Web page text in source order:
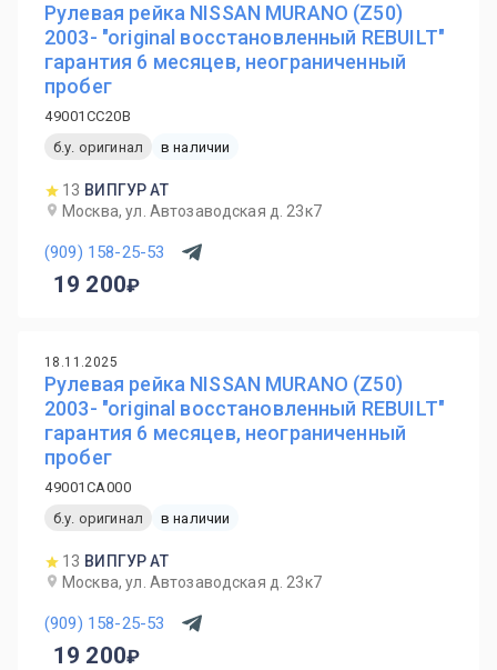
Рулевая рейка NISSAN MURANO (Z50)
2003- "original восстановленный REBUILT"
гарантия 6 месяцев, неограниченный
пробег
49001CC20B
б.у. оригинал
в наличии
13 ВИПГУР АТ
Москва, ул. Автозаводская д. 23к7
(909) 158-25-53
19 200
18.11.2025
Рулевая рейка NISSAN MURANO (Z50)
2003- "original восстановленный REBUILT"
гарантия 6 месяцев, неограниченный
пробег
49001CA000
б.у. оригинал
в наличии
13 ВИПГУР АТ
Москва, ул. Автозаводская д. 23к7
(909) 158-25-53
19 200